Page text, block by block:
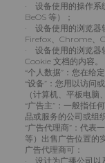
· 设备使用的操作系
BeOS 等）；
· 设备使用的浏览器
Firefox、Chrome、
· 设备使用的浏览器
Cookie 文档的内容。
“个人数据”：您在给
“设备”：您用以访问
（计算机、平板电脑
“广告主”：一般指任
品或服务的公司或组织
“广告代理商”：代表
等）出售广告位置的
广告代理商可：
· 设计为广播公司以